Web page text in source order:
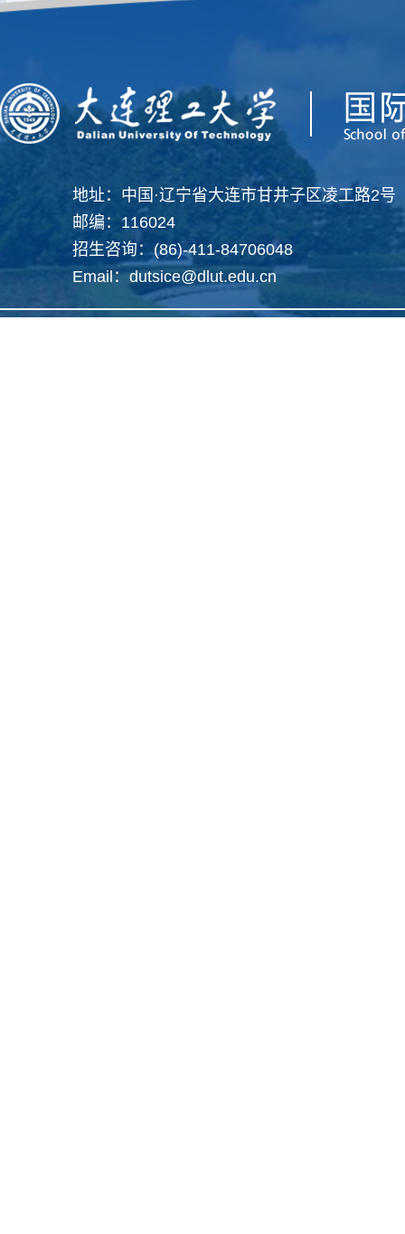
地址：中国·辽宁省大连市甘井子区凌工路2号
邮编：116024
招生咨询：(86)-411-84706048
Email：dutsice@dlut.edu.cn